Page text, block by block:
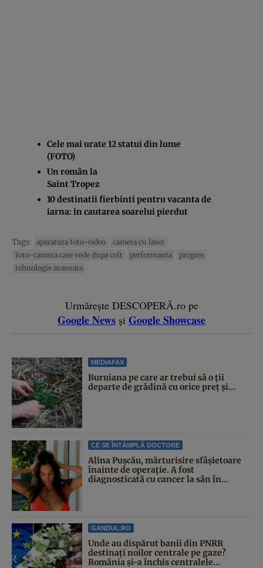
Cele mai urate 12 statui din lume
(FOTO)
Un român la
Saint Tropez
10 destinatii fierbinti pentru vacanta de
iarna: in cautarea soarelui pierdut
Tags: aparatura foto-video
camera cu laser
foto-camera care vede dupa colt
performanta
progres
tehnologie avansata
Urmărește DESCOPERĂ.ro pe
Google News și Google Showcase
MEDIAFAX
Buruiana pe care ar trebui să o ții
departe de grădină cu orice preț și...
CE SE ÎNTÂMPLĂ DOCTORE
Alina Pușcău, mărturisire sfâșietoare
înainte de operație. A fost
diagnosticată cu cancer la sân în...
GANDUL.RO
Unde au dispărut banii din PNRR
destinați noilor centrale pe gaze?
România și-a închis centralele...